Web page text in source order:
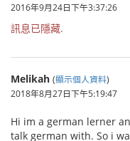
2016年9月24日下午3:37:26
訊息已隱藏.
Melikah (顯示個人資料)
2018年8月27日下午5:19:47
Hi im a german lerner
talk german with. So i